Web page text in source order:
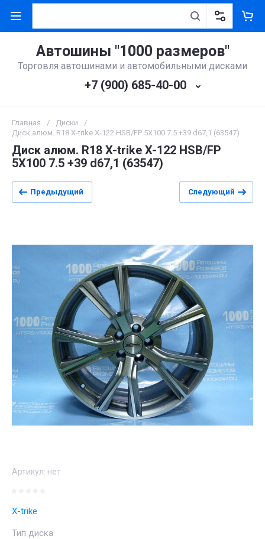
Автошины "1000 размеров"
Торговля автошинами и автомобильными дисками
+7 (900) 685-40-00
Главная / Диски
/
Диск алюм. R18 X-trike X-122 HSB/FP 5X100 7.5 +39 d67,1 (63547)
Диск алюм. R18 X-trike X-122 HSB/FP
5X100 7.5 +39 d67,1 (63547)
Предыдущий Следующий
Артикул: нет
X-trike
Тип диска